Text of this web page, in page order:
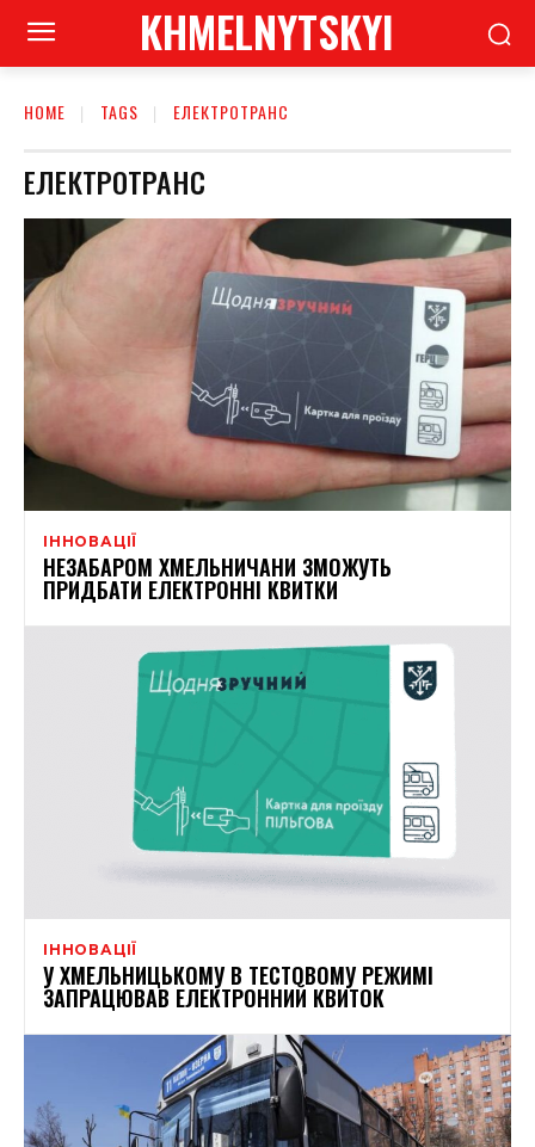
KHMELNYTSKYI
HOME TAGS ЕЛЕКТРОТРАНС
ЕЛЕКТРОТРАНС
ІННОВАЦІЇ
НЕЗАБАРОМ ХМЕЛЬНИЧАНИ ЗМОЖУТЬ
ПРИДБАТИ ЕЛЕКТРОННІ КВИТКИ
ІННОВАЦІЇ
У ХМЕЛЬНИЦЬКОМУ В ТЕСТОВОМУ РЕЖИМІ
ЗАПРАЦЮВАВ ЕЛЕКТРОННИЙ КВИТОК